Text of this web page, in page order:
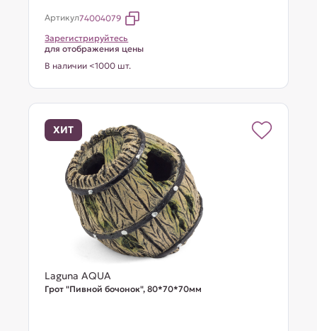
Артикул74004079
Зарегистрируйтесь
для отображения цены
В наличии <1000 шт.
ХИТ
Laguna AQUA
Грот "Пивной бочонок", 80*70*70мм